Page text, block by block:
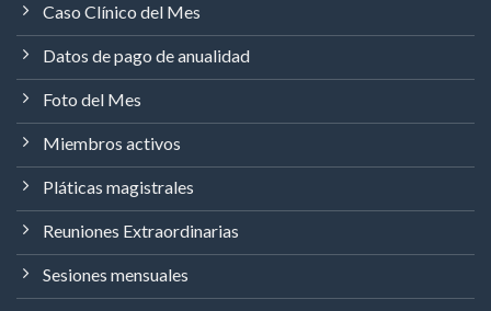
Caso Clínico del Mes
Datos de pago de anualidad
Foto del Mes
Miembros activos
Pláticas magistrales
Reuniones Extraordinarias
Sesiones mensuales